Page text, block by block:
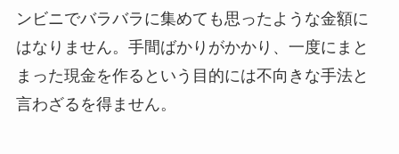
ンビニでバラバラに集めても思ったような金額に
はなりません。手間ばかりがかかり、一度にまと
まった現金を作るという目的には不向きな手法と
言わざるを得ません。